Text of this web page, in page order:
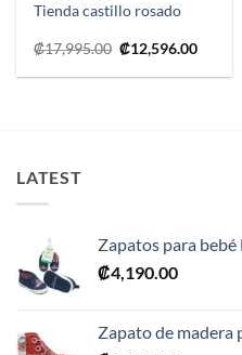
Tienda castillo rosado
₡17,995.00 El
precio
original
₡12,596.00El
actual
LATEST
Zapatos para
₡4,190.00
Zapato de madera